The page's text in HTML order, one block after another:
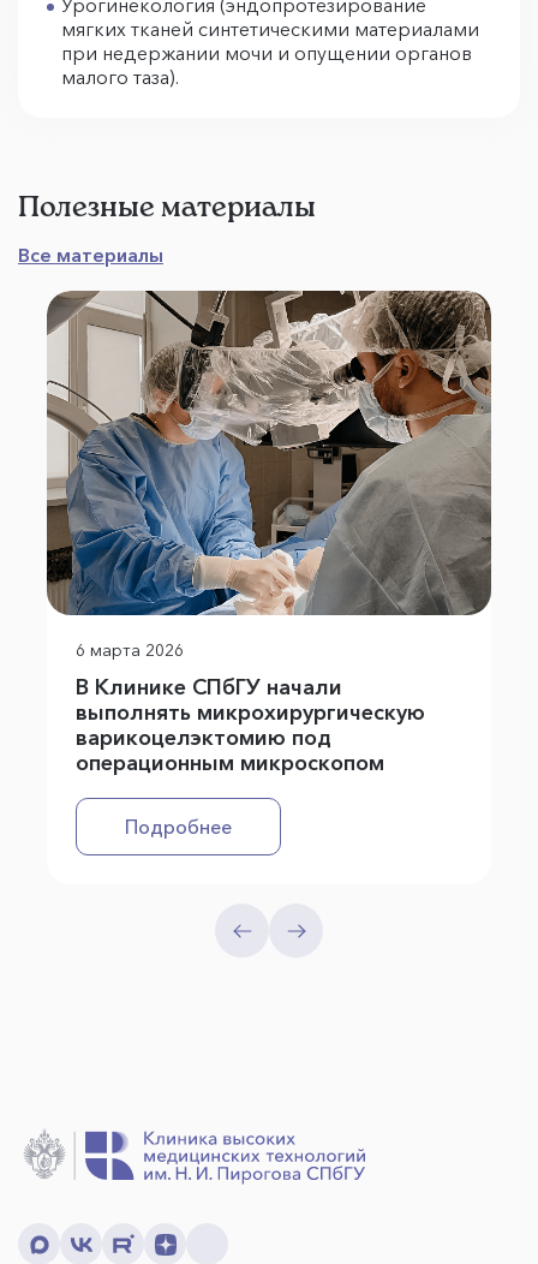
Урогинекология (эндопротезирование
мягких тканей синтетическими материалами
при недержании мочи и опущении органов
малого таза).
Полезные материалы
Все материалы
6 марта 2026
В Клинике СПбГУ начали
выполнять микрохирургическую
варикоцелэктомию под
операционным микроскопом
Подробнее